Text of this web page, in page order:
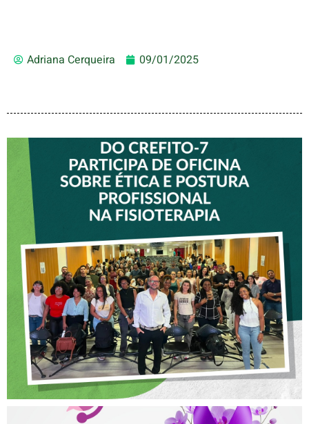
Adriana Cerqueira 09/01/2025
VICE-PRESIDENTE DO
CREFITO-7 PARTICIPA DE
OFICINA SOBRE ÉTICA E
POSTURA PROFISSIONAL
NA FISIOTERAPIA